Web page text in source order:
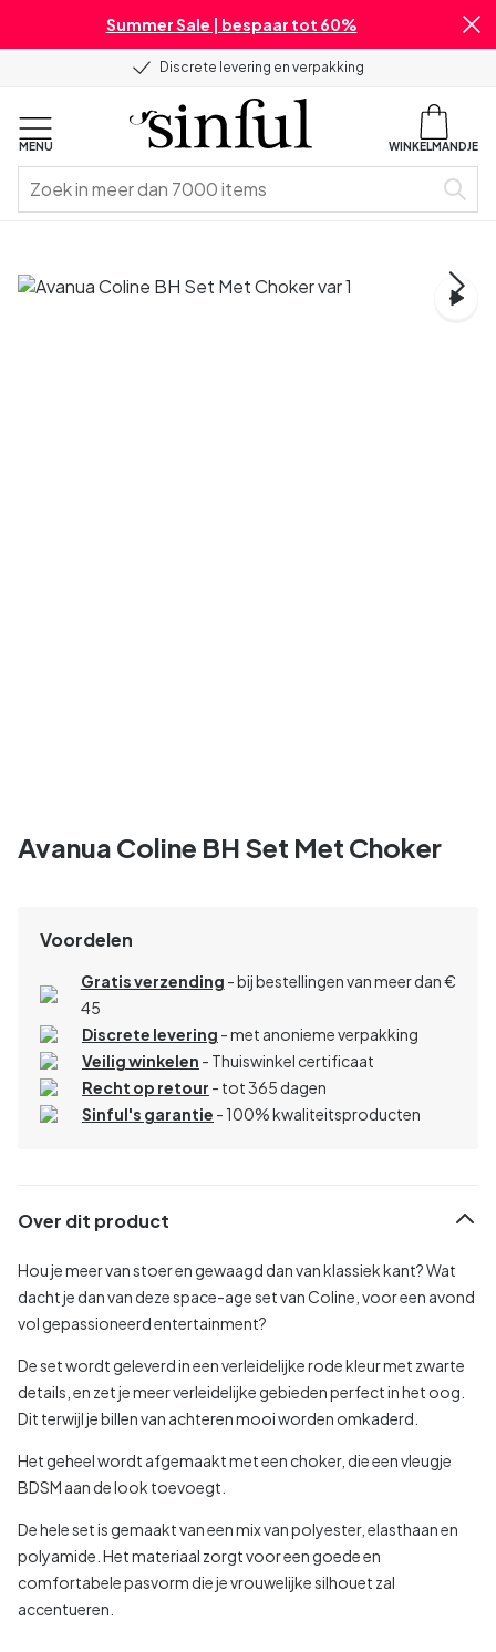
Summer Sale | bespaar tot 60%
Discrete levering en verpakking
MENU WINKELMANDJE
Avanua Coline BH Set Met Choker
Voordelen
Gratis verzending - bij bestellingen van meer dan €
45
Discrete levering - met anonieme verpakking
Veilig winkelen - Thuiswinkel certificaat
Recht op retour - tot 365 dagen
Sinful's garantie - 100% kwaliteitsproducten
Over dit product
Hou je meer van stoer en gewaagd dan van klassiek kant? Wat
dacht je dan van deze space-age set van Coline, voor een avond
vol gepassioneerd entertainment?
De set wordt geleverd in een verleidelijke rode kleur met zwarte
details, en zet je meer verleidelijke gebieden perfect in het oog.
Dit terwijl je billen van achteren mooi worden omkaderd.
Het geheel wordt afgemaakt met een choker, die een vleugje
BDSM aan de look toevoegt.
De hele set is gemaakt van een mix van polyester, elasthaan en
polyamide. Het materiaal zorgt voor een goede en
comfortabele pasvorm die je vrouwelijke silhouet zal
accentueren.